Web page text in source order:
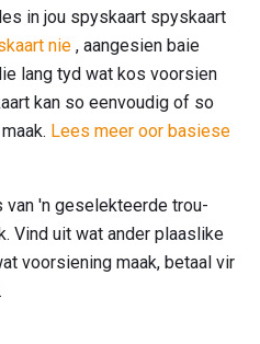
in jou spyskaart spyskaart
nie , aangesien baie
lang tyd wat kos voorsien
kan so eenvoudig of so
Lees meer oor basiese
van 'n geselekteerde trou-
Vind uit wat ander plaaslike
voorsiening maak, betaal vir